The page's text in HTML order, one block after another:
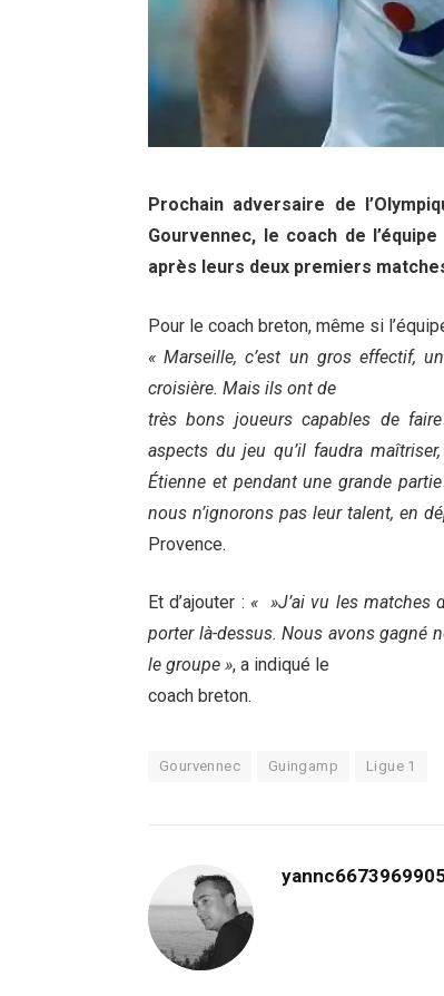
Prochain adversaire de
Gourvennec, le coach de
après leurs deux premiers
Pour le coach breton, même si
« Marseille, c’est un gros effectif,
croisière. Mais ils ont de
très bons joueurs capables de
aspects du jeu qu’il faudra
Étienne et pendant une grande
nous n’ignorons pas leur talent, en
Provence.
Et d’ajouter : « »J’ai vu les matches
porter là-dessus. Nous avons gagné
le groupe », a indiqué le
coach breton.
Gourvennec Guingamp Ligue 1